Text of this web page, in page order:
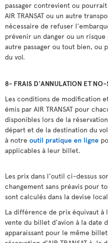
passager contrevient ou
AIR TRANSAT ou un autre
nécessaire de refuser
prévenir un danger ou un
autre passager ou tout bien, ou
du vol.
8- FRAIS D'ANNULATION ETNO-
Les conditions de modification
émis par AIR TRANSAT pour
disponibles lors de la
départ et de la destination du
à notre outil pratique en ligne
applicables à leur billet.
Les prix dans l'outil ci-dessus
changement sans préavis pour
sont calculés dans la devise
La différence de prix équivaut
vente du billet d'avion à la date
apparaissant pour le même